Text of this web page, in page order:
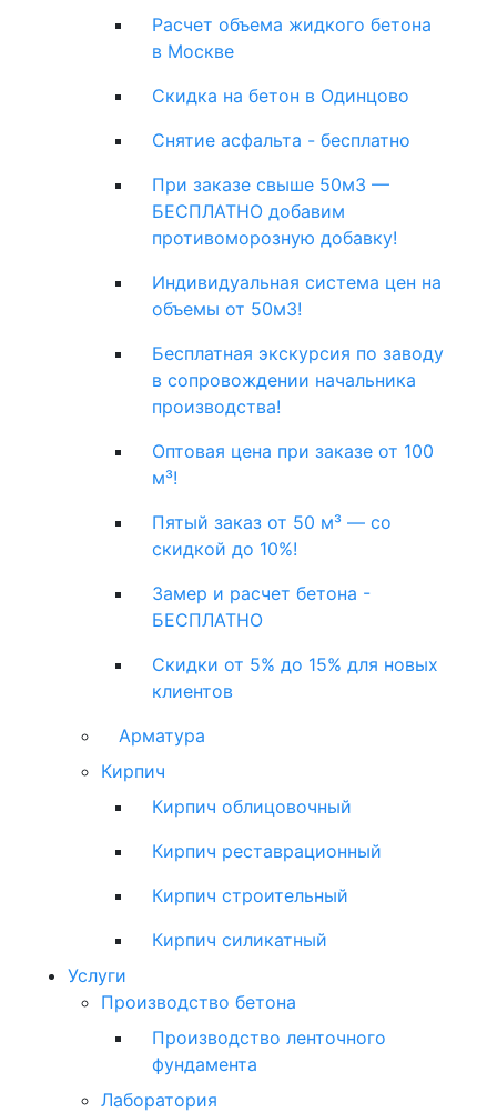
Расчет объема жидкого бетона
в Москве
Скидка на бетон в Одинцово
Снятие асфальта - бесплатно
При заказе свыше 50м3 —
БЕСПЛАТНО добавим
противоморозную добавку!
Индивидуальная система цен на
объемы от 50м3!
Бесплатная экскурсия по заводу
в сопровождении начальника
производства!
Оптовая цена при заказе от 100
м³!
Пятый заказ от 50 м³ — со
скидкой до 10%!
Замер и расчет бетона -
БЕСПЛАТНО
Скидки от 5% до 15% для новых
клиентов
Арматура
Кирпич
Кирпич облицовочный
Кирпич реставрационный
Кирпич строительный
Кирпич силикатный
Услуги
Производство бетона
Производство ленточного
фундамента
Лаборатория